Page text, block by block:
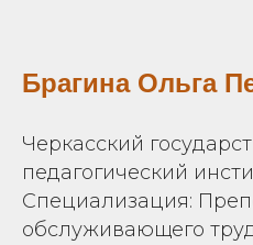
Брагина Ольга
Черкасский
педагогический
Специализация:
обслуживающего